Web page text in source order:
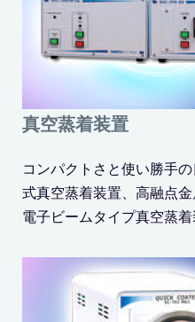
真空蒸着装置
コンパクトさと使い勝手
式真空蒸着装置、高融点
電子ビームタイプ真空蒸着